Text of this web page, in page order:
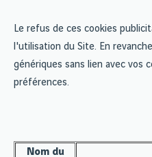
Le refus de ces cookies
l'utilisation du Site. En
génériques sans lien avec vos
préférences.
Nom du